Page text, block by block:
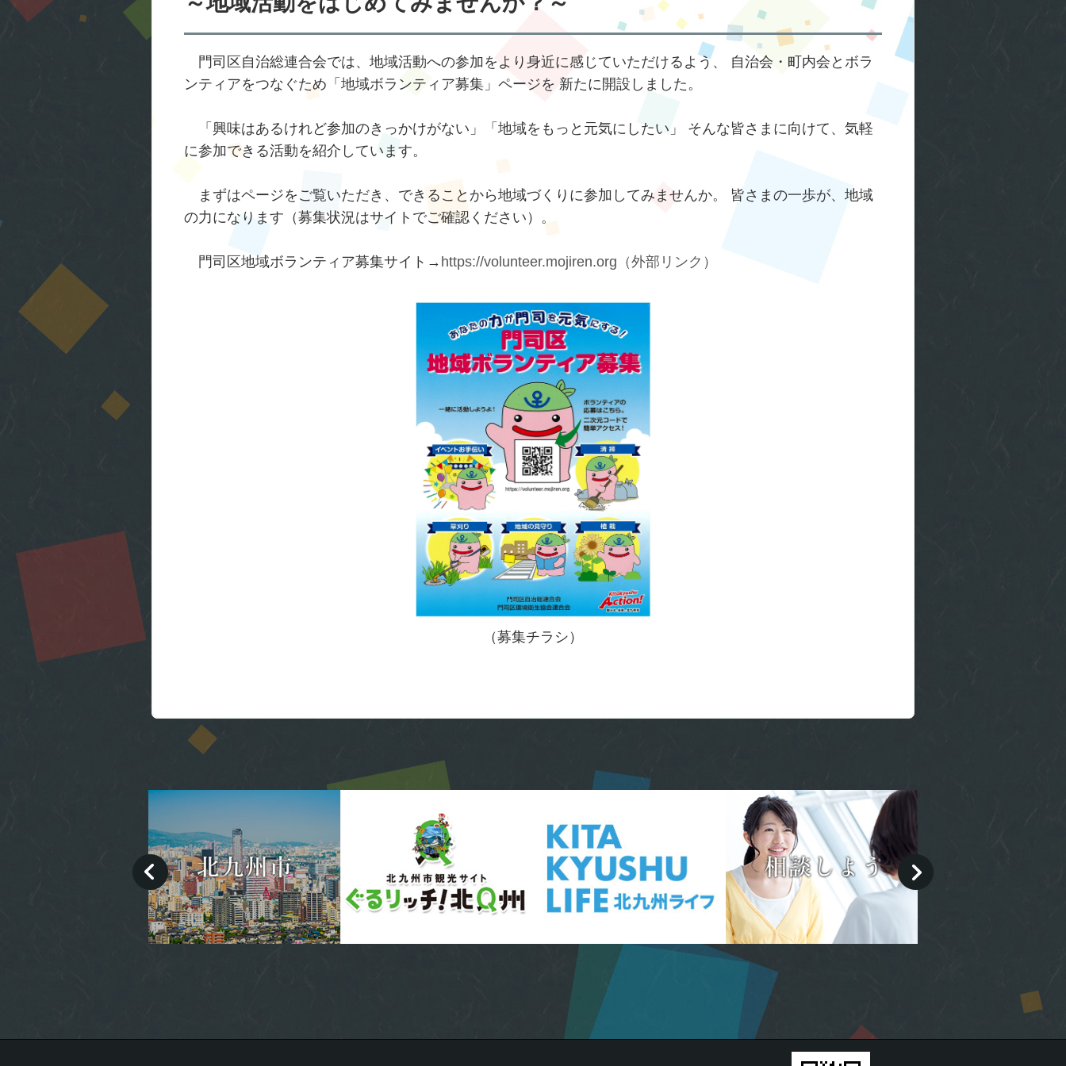
門司区自治総連合会では、地域活動への参加をより身近に感じていただけるよう、 自治会・町内会とボラ
ンティアをつなぐため「地域ボランティア募集」ページを 新たに開設しました。
「興味はあるけれど参加のきっかけがない」「地域をもっと元気にしたい」 そんな皆さまに向けて、気軽
に参加できる活動を紹介しています。
まずはページをご覧いただき、できることから地域づくりに参加してみませんか。 皆さまの一歩が、地域
の力になります（募集状況はサイトでご確認ください）。
門司区地域ボランティア募集サイト→ https://volunteer.mojiren.org（外部リンク）
（募集チラシ）